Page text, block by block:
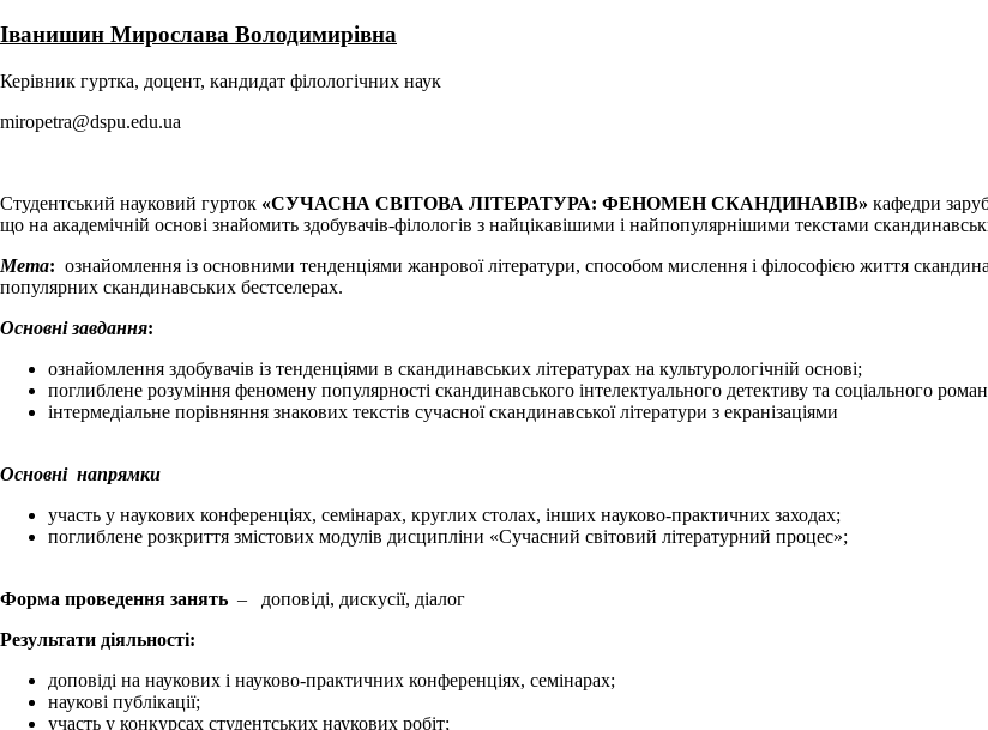
Іванишин Мирослава Володимирівна
Керівник гуртка, доцент, кандидат філологічних наук
miropetra@dspu.edu.ua
Студентський науковий гурток «СУЧАСНА СВІТОВА ЛІТЕРАТУРА: ФЕНОМЕН СКАНДИНАВІВ» кафедри
що на академічній основі знайомить здобувачів-філологів з найцікавішими і найпопулярнішими текстами
Мета: ознайомлення із основними тенденціями жанрової літератури, способом мислення і філософією життя
популярних скандинавських бестселерах.
Основні завдання:
ознайомлення здобувачів із тенденціями в скандинавських літературах на культурологічній основі;
поглиблене розуміння феномену популярності скандинавського інтелектуального детективу та соціального
інтермедіальне порівняння знакових текстів сучасної скандинавської літератури з екранізаціями
Основні напрямки
участь у наукових конференціях, семінарах, круглих столах, інших науково-практичних заходах;
поглиблене розкриття змістових модулів дисципліни «Сучасний світовий літературний процес»;
Форма проведення занять – доповіді, дискусії, діалог
Результати діяльності:
доповіді на наукових і науково-практичних конференціях, семінарах;
наукові публікації;
участь у конкурсах студентських наукових робіт;